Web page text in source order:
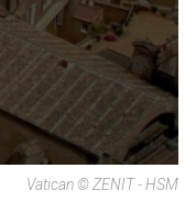
Vatican © ZENIT - HSM